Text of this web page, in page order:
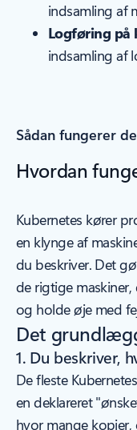
indsamling af
Logføring på
indsamling af
Sådan fungerer
Hvordan
Kubernetes kører
en klynge af
du beskriver. Det
de rigtige
og holde øje med
Det
1. Du beskriver,
De fleste
en deklareret
hvor mange kopier,